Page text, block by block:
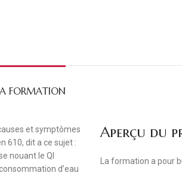
FORMATION
causes et symptômes
610, dit a ce sujet :
nouant le QI
d’eau
Aperçu du
La formation a pour